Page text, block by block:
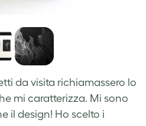
da visita richiamassero lo
mi caratterizza. Mi sono
il design! Ho scelto i